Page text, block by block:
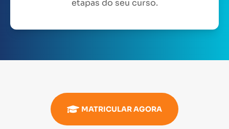
etapas do seu curso.
MATRICULAR AGORA